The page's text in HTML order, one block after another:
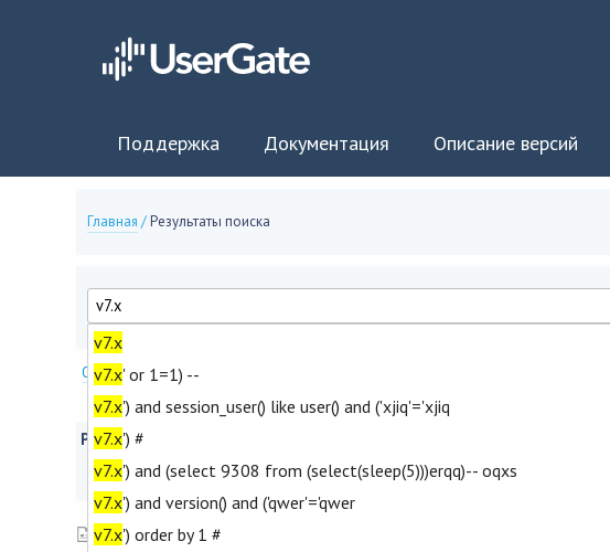
Поддержка Документация Описание версий
Главная /Результаты поиска
Опции поиска
Результаты поиска
Найдено : около 1340 |Статьи
Создание пользовательских шаблонов
v7.x
v7.x' or 1=1) --
v7.x') and session_user() like user() and ('xjiq'='xjiq
v7.x') #
v7.x') and (select 9308 from (select(sleep(5)))erqq)-- oqxs
v7.x') and version() and ('qwer'='qwer
v7.x') order by 1 #